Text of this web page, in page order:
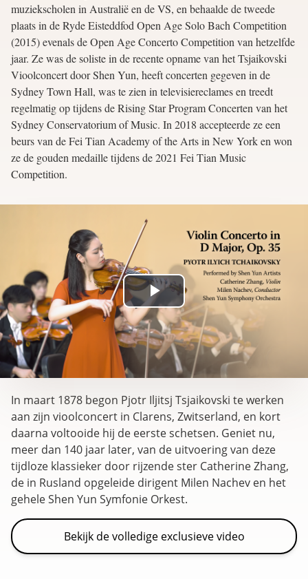
muziekscholen in Australië en de VS, en behaalde de tweede
plaats in de Ryde Eisteddfod Open Age Solo Bach Competition
(2015) evenals de Open Age Concerto Competition van hetzelfde
jaar. Ze was de soliste in de recente opname van het Tsjaikovski
Vioolconcert door Shen Yun, heeft concerten gegeven in de
Sydney Town Hall, was te zien in televisiereclames en treedt
regelmatig op tijdens de Rising Star Program Concerten van het
Sydney Conservatorium of Music. In 2018 accepteerde ze een
beurs van de Fei Tian Academy of the Arts in New York en won
ze de gouden medaille tijdens de 2021 Fei Tian Music
Competition.
Play
Video
In maart 1878 begon Pjotr Iljitsj Tsjaikovski te werken
aan zijn vioolconcert in Clarens, Zwitserland, en kort
daarna voltooide hij de eerste schetsen. Geniet nu,
meer dan 140 jaar later, van de uitvoering van deze
tijdloze klassieker door rijzende ster Catherine Zhang,
de in Rusland opgeleide dirigent Milen Nachev en het
gehele Shen Yun Symfonie Orkest.
Bekijk de volledige exclusieve video